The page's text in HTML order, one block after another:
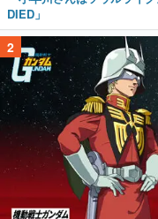
DIED」
2